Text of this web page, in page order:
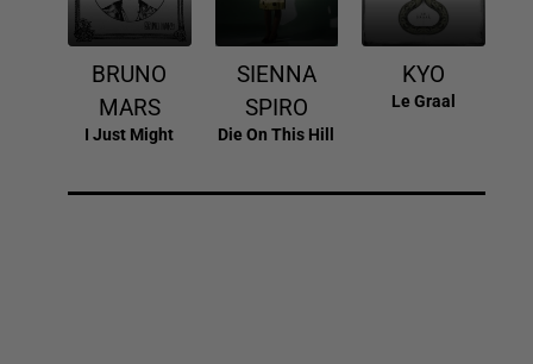
BRUNO
MARS
I Just Might
SIENNA
SPIRO
Die On This Hill
KYO
Le Graal